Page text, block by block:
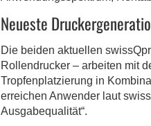
Neueste
Die beiden aktuellen
Rollendrucker – arbeiten mit
Tropfenplatzierung in
erreichen Anwender laut
Ausgabequalität“.